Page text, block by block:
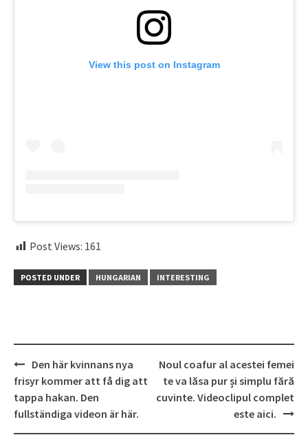
View this post on Instagram
Post Views: 161
POSTED UNDER HUNGARIAN INTERESTING
Post
navigation
Den här kvinnans nya
frisyr kommer att få dig att
tappa hakan. Den
fullständiga videon är här.
Noul coafur al acestei femei
te va lăsa pur și simplu fără
cuvinte. Videoclipul complet
este aici.